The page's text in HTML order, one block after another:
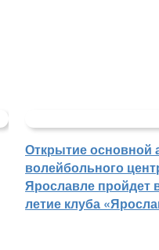
Открытие основной
волейбольного
Ярославле пройдет
летие клуба